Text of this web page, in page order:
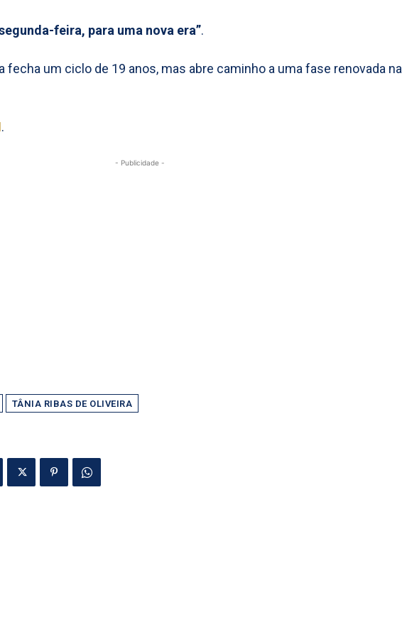
feira, para uma nova era”.
fecha um ciclo de 19 anos, mas abre caminho a uma fase renovada na
.
- Publicidade -
TÂNIA RIBAS DE OLIVEIRA